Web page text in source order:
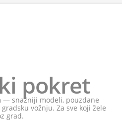
pokret
— snažniji modeli, pouzdane
vožnju. Za sve koji žele
grad.